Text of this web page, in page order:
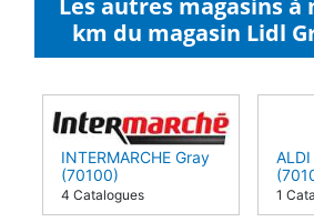
km du magasin Lidl
INTERMARCHE Gray
(70100)
4 Catalogues 1